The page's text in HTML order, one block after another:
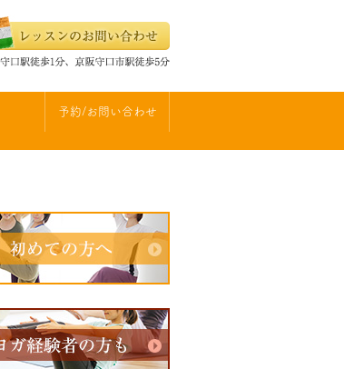
予約/お問い合わせ